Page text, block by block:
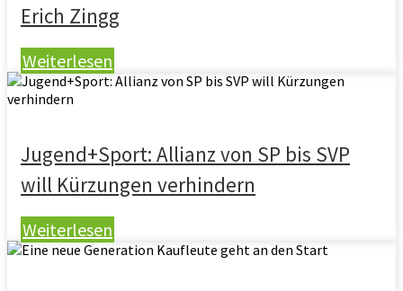
Erich Zingg
Weiterlesen
Jugend+Sport: Allianz von SP bis SVP
will Kürzungen verhindern
Weiterlesen